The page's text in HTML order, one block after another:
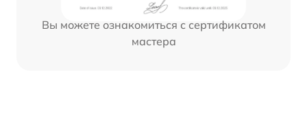
Вы можете ознакомиться с сертификатом
мастера